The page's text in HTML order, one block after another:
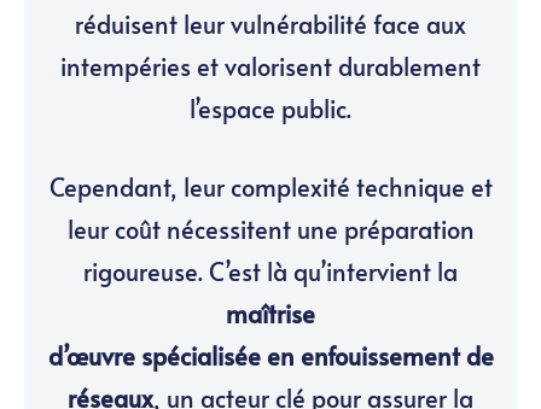
réduisent leur vulnérabilité face aux
intempéries et valorisent durablement
l’espace public.
Cependant, leur complexité technique et
leur coût nécessitent une préparation
rigoureuse. C’est là qu’intervient la
maîtrise
d’œuvre spécialisée en enfouissement de
réseaux, un acteur clé pour assurer la